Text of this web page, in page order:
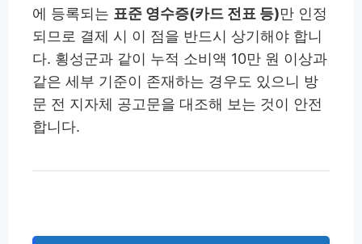
에 등록되는 표준 영수증(카드 전표 등)만 인정
되므로 결제 시 이 점을 반드시 상기해야 합니
다. 횡성군과 같이 누적 소비액 10만 원 이상과
같은 세부 기준이 존재하는 경우도 있으니 방
문 전 지자체 공고문을 대조해 보는 것이 안전
합니다.